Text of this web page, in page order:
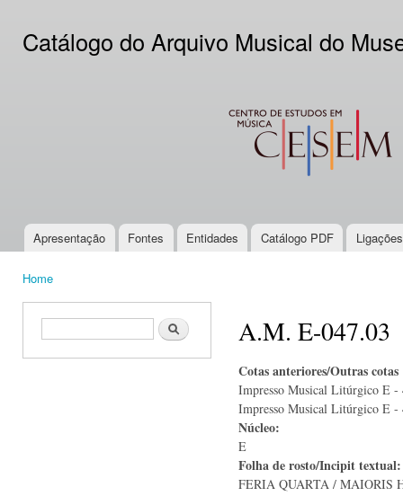
Catálogo do Arquivo Musical do
CESEM
Main menu
Apresentação Fontes Entidades Catálogo PDF
Home
Search form Search A.M. E-047.03
Cotas anteriores/Outras
Impresso Musical Litúrgico E -
Impresso Musical Litúrgico E -
Núcleo:
E
Folha de rosto/Incipit
FERIA QUARTA / MAIORIS